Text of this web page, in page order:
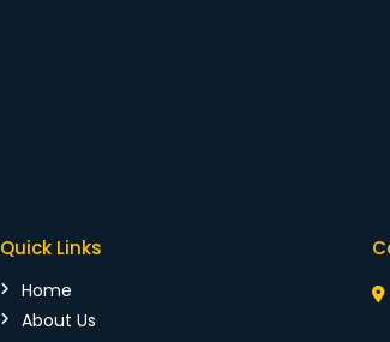
Quick Links
Home
About Us